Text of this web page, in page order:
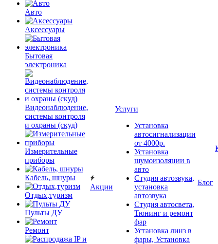
Авто
Аксессуары
Бытовая
электроника
Видеонаблюдение,
системы контроля
и охраны (скуд)
Измерительные
приборы
Кабель, шнуры
Отдых,туризм
Пульты ДУ
Ремонт
Акции
Услуги
Установка
автосигнализации
от 4000р.
Установка
шумоизоляции в
авто
Студия автозвука,
установка
автозвука
Студия автосвета,
Тюнинг и ремонт
фар
Установка линз в
фары, Установка
Блог